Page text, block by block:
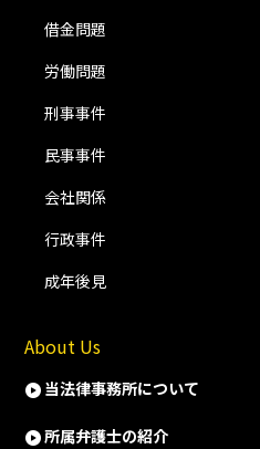
借金問題
労働問題
刑事事件
民事事件
会社関係
行政事件
成年後見
About Us
当法律事務所について
所属弁護士の紹介